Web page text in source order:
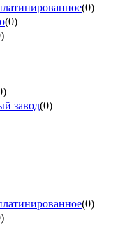
(0)
(0)
)
)
завод(0)
(0)
)